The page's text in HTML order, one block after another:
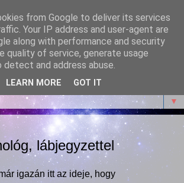
az életemből. Mosollyal,
marcipánnal, csokival.
▼
lábjegyzettel
igazán itt az ideje, hogy
from Google to deliver its services
Your IP address and user-agent are
along with performance and security
quality of service, generate usage
and address abuse.
LEARN MORE GOT IT